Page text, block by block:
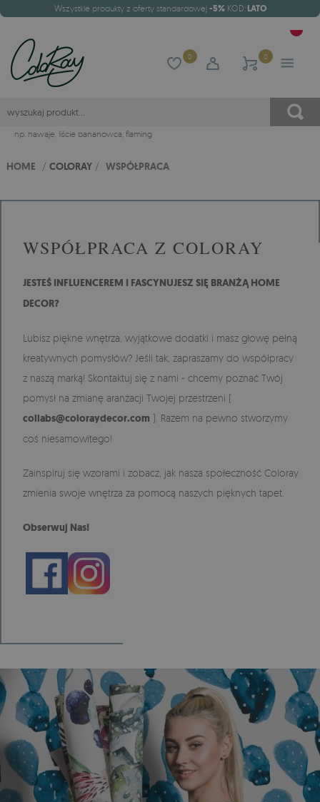
Wszystkie produkty z oferty standardowej -5%KOD:LATO
0 0
np. hawaje, liście bananowca, flaming
HOME / COLORAY / WSPÓŁPRACA
WSPÓŁPRACA Z COLORAY
JESTEŚ INFLUENCEREM I FASCYNUJESZ SIĘ BRANŻĄ HOME
DECOR?
Lubisz piękne wnętrza, wyjątkowe dodatki i masz głowę pełną
kreatywnych pomysłów? Jeśli tak, zapraszamy do współpracy
z naszą marką! Skontaktuj się z nami - chcemy poznać Twój
pomysł na zmianę aranżacji Twojej przestrzeni (
collabs@coloraydecor.com ). Razem na pewno stworzymy
coś niesamowitego!
Zainspiruj się wzorami i zobacz, jak nasza społeczność Coloray
zmienia swoje wnętrza za pomocą naszych pięknych tapet.
Obserwuj Nas!